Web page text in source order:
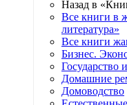
Назад в
Все книги в
литература»
Все книги
Бизнес.
Государство
Домашние
Домоводство